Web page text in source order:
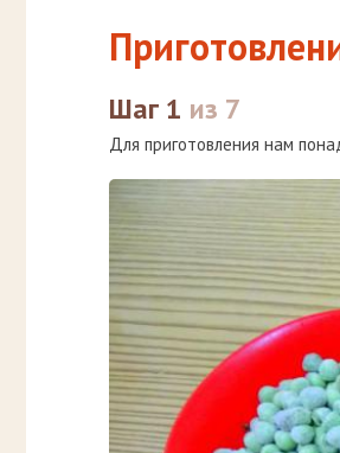
Шаг 1 из 7
Для приготовления нам